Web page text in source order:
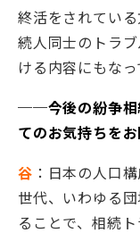
終活をされてい
続人同士のトラ
ける内容にもなっ
──今後の紛争相
てのお気持ちをお
谷 ：日本の人口
世代、いわゆる
ることで、相続